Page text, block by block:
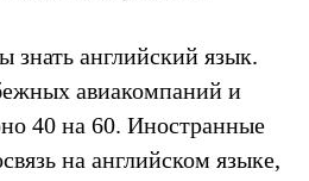
знать английский язык.
авиакомпаний и
40 на 60. Иностранные
на английском языке,